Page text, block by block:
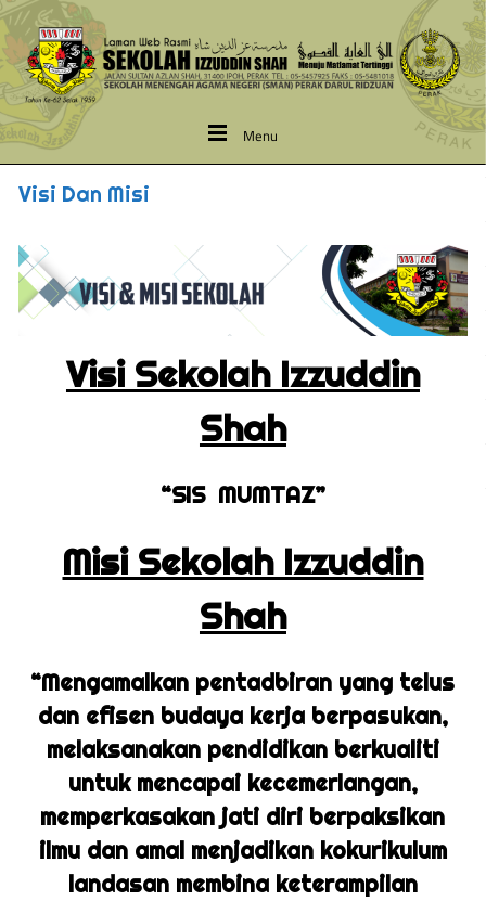
Menu
Visi Dan Misi
Visi Sekolah Izzuddin
Shah
“SIS MUMTAZ”
Misi Sekolah Izzuddin
Shah
“Mengamalkan pentadbiran yang telus
dan efisen budaya kerja berpasukan,
melaksanakan pendidikan berkualiti
untuk mencapai kecemerlangan,
memperkasakan jati diri berpaksikan
ilmu dan amal menjadikan kokurikulum
landasan membina keterampilan